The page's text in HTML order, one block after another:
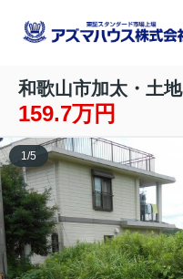
和歌山市加太・土
159.7万円
1 /5